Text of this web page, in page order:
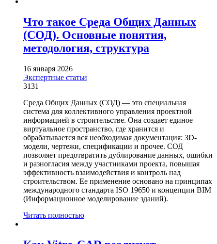
Что такое Среда Общих Данных
(СОД). Основные понятия,
методология, структура
16 января 2026
Экспертные статьи
3131
Среда Общих Данных (СОД) — это специальная
система для коллективного управления проектной
информацией в строительстве. Она создает единое
виртуальное пространство, где хранится и
обрабатывается вся необходимая документация: 3D-
модели, чертежи, спецификации и прочее. СОД
позволяет предотвратить дублирование данных, ошибки
и разногласия между участниками проекта, повышая
эффективность взаимодействия и контроль над
строительством. Ее применение основано на принципах
международного стандарта ISO 19650 и концепции BIM
(Информационное моделирование зданий).
Читать полностью